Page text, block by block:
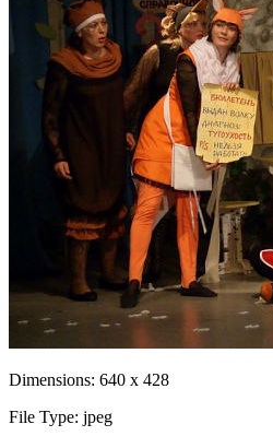
Dimensions: 640 x 428
File Type: jpeg